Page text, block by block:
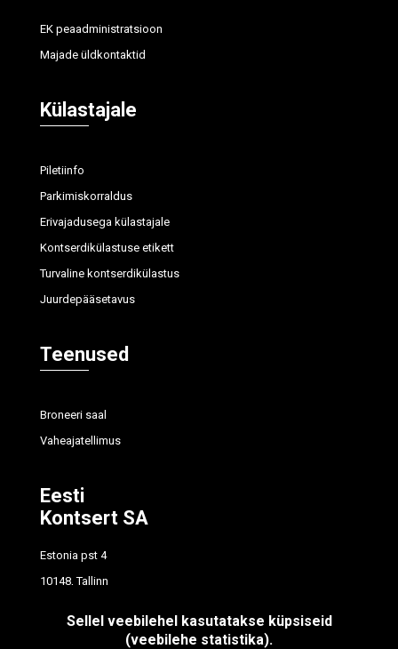
EK peaadministratsioon
Majade üldkontaktid
Külastajale
Piletiinfo
Parkimiskorraldus
Erivajadusega külastajale
Kontserdikülastuse etikett
Turvaline kontserdikülastus
Juurdepääsetavus
Teenused
Broneeri saal
Vaheajatellimus
Eesti
Kontsert SA
Estonia pst 4
10148, Tallinn
Sellel veebilehel kasutatakse küpsiseid
(veebilehe statistika).